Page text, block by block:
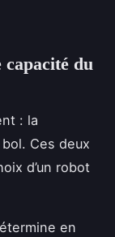
capacité du
: la
Ces deux
d’un robot
en